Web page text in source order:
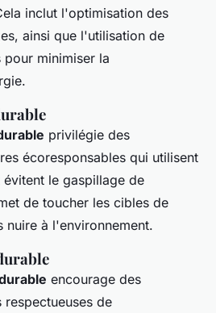
inclut l'optimisation des
ainsi que l'utilisation de
minimiser la
privilégie des
écoresponsables qui utilisent
le gaspillage de
de toucher les cibles de
nuire à l'environnement.
encourage des
respectueuses de